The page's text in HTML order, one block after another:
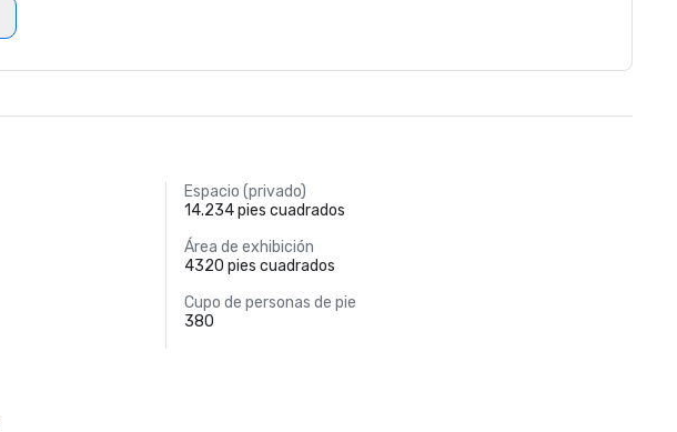
Espacio (privado)
14.234 pies cuadrados
Área de exhibición
4320 pies cuadrados
Cupo de personas de pie
380